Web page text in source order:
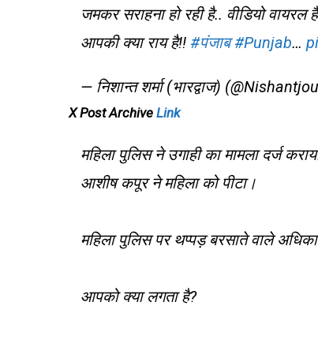
जमकर सराहना हो रही है.. वीडियो वायरल
आपकी क्या राय है!! #पंजाब #Punjab…
— निशान्त शर्मा (भारद्वाज)
X Post Archive Link
महिला पुलिस ने उगाही का मामला दर्ज
आशीष कपूर ने महिला को पीटा।
महिला पुलिस पर थप्पड़ बरसाते वाले
आपको क्या लगता है?